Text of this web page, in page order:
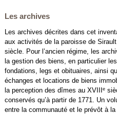
Les archives
Les archives décrites dans cet
aux activités de la paroisse de
siècle. Pour l’ancien régime, les
la gestion des biens, en particulier
fondations, legs et obituaires, ainsi
échanges et locations de biens
la perception des dîmes au XVIII
e
conservés qu’à partir de 1771. Un
entre la communauté et le prévôt à la